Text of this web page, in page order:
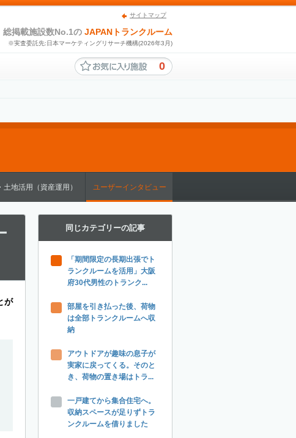
サイトマップ
総掲載施設数No.1の JAPANトランクルーム
※実査委託先:日本マーケティングリサーチ機構(2026年3月)
0
土地活用（資産運用） ユーザーインタビュー
が
同じカテゴリーの記事
「期間限定の長期出張でト
ランクルームを活用」大阪
府30代男性のトランク...
部屋を引き払った後、荷物
は全部トランクルームへ収
納
アウトドアが趣味の息子が
実家に戻ってくる。そのと
き、荷物の置き場はトラ...
一戸建てから集合住宅へ。
収納スペースが足りずトラ
ンクルームを借りました